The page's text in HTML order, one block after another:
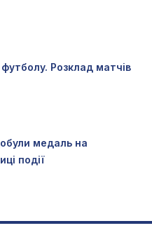
Розклад матчів
медаль на
події